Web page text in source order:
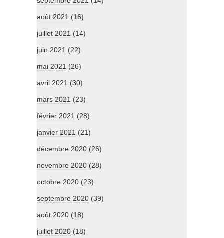
août 2021 (16)
juillet 2021 (14)
juin 2021 (22)
mai 2021 (26)
avril 2021 (30)
mars 2021 (23)
février 2021 (28)
janvier 2021 (21)
décembre 2020 (26)
novembre 2020 (28)
octobre 2020 (23)
septembre 2020 (39)
août 2020 (18)
juillet 2020 (18)